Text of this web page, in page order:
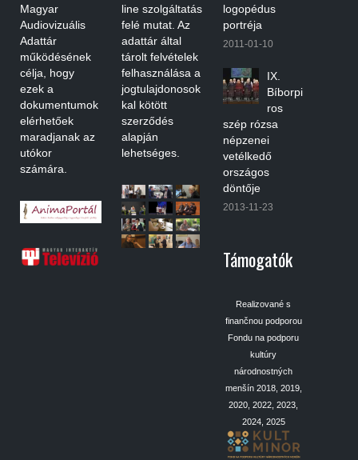
Magyar
Audiovizuális
Adattár
működésének
célja, hogy
ezek a
dokumentumok
elérhetőek
maradjanak az
utókor
számára.
line szolgáltatás
felé mutat. Az
adattár által
tárolt felvételek
felhasználása a
jogtulajdonosok
kal kötött
szerződés
alapján
lehetséges.
logopédus
portréja
2011-01-10
IX.
Bíborpi
ros
szép rózsa
népzenei
vetélkedő
országos
döntője
2013-11-23
Támogatók
Realizované s
finančnou podporou
Fondu na podporu
kultúry
národnostných
menšín 2018, 2019,
2020, 2022, 2023,
2024, 2025